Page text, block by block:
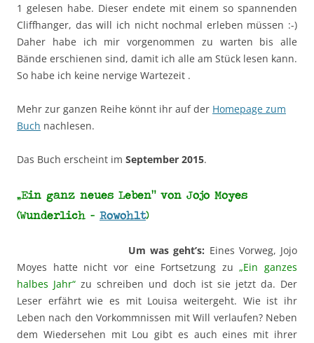
1 gelesen habe. Dieser endete mit einem so spannenden
Cliffhanger, das will ich nicht nochmal erleben müssen :-)
Daher habe ich mir vorgenommen zu warten bis alle
Bände erschienen sind, damit ich alle am Stück lesen kann.
So habe ich keine nervige Wartezeit .
Mehr zur ganzen Reihe könnt ihr auf der Homepage zum
Buch nachlesen.
Das Buch erscheint im September 2015.
„Ein ganz neues Leben“ von Jojo Moyes
(Wunderlich – Rowohlt)
Um was geht’s: Eines Vorweg, Jojo
Moyes hatte nicht vor eine Fortsetzung zu „Ein ganzes
halbes Jahr“ zu schreiben und doch ist sie jetzt da. Der
Leser erfährt wie es mit Louisa weitergeht. Wie ist ihr
Leben nach den Vorkommnissen mit Will verlaufen? Neben
dem Wiedersehen mit Lou gibt es auch eines mit ihrer